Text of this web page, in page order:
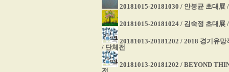
20181015-20181030 / 안봉균 초대展
20181015-20181024 / 김숙정 초대
20181013-20181202 / 2018 경기유
/ 단체전
20181013-20181202 / BEYOND